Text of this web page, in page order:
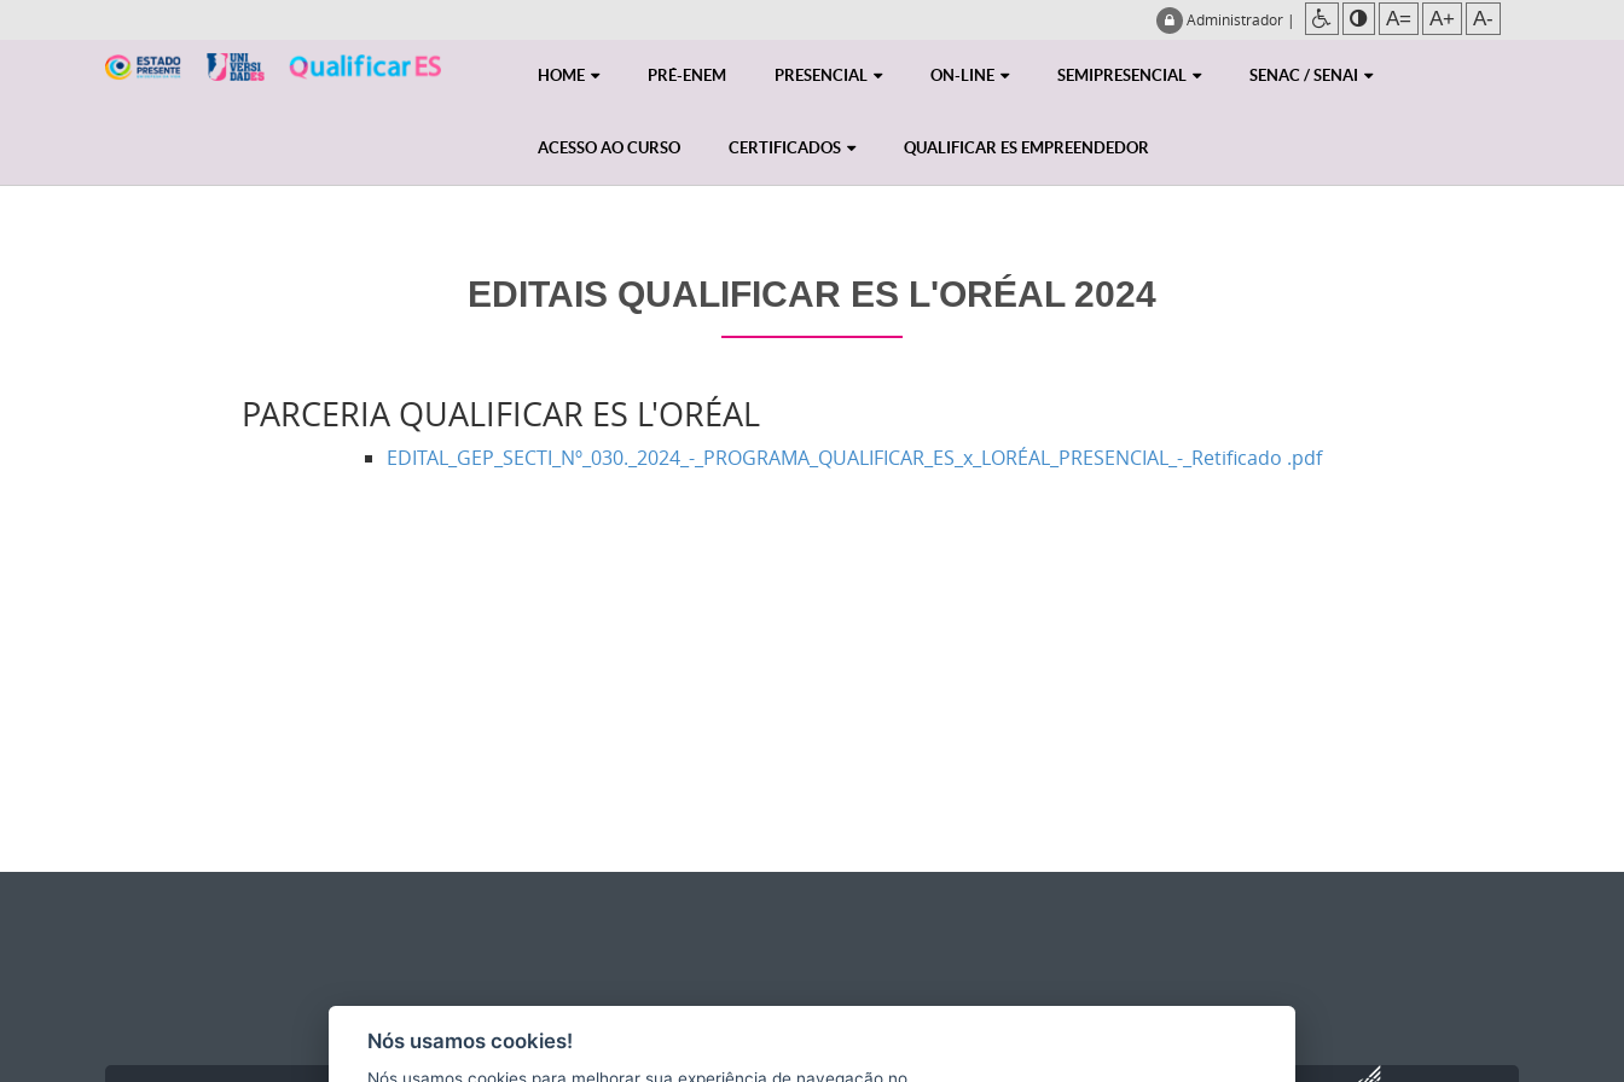
Administrador | A= A+ A-
HOME PRÉ-ENEM PRESENCIAL ON-LINE SEMIPRESENCIAL SENAC / SENAI
ACESSO AO CURSO CERTIFICADOS QUALIFICAR ES EMPREENDEDOR
EDITAIS QUALIFICAR ES L'ORÉAL 2024
PARCERIA QUALIFICAR ES L'ORÉAL
EDITAL_GEP_SECTI_Nº_030._2024_-_PROGRAMA_QUALIFICAR_ES_x_LORÉAL_PRESENCIAL_-_Retificado .pdf
Nós usamos cookies!